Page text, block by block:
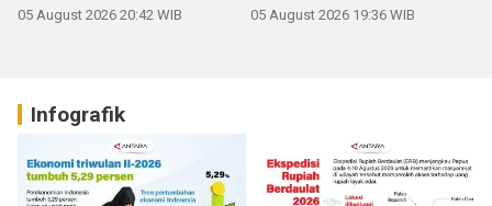
05 August 2026 20:42 WIB 05 August 2026 19:36 WIB
Infografik